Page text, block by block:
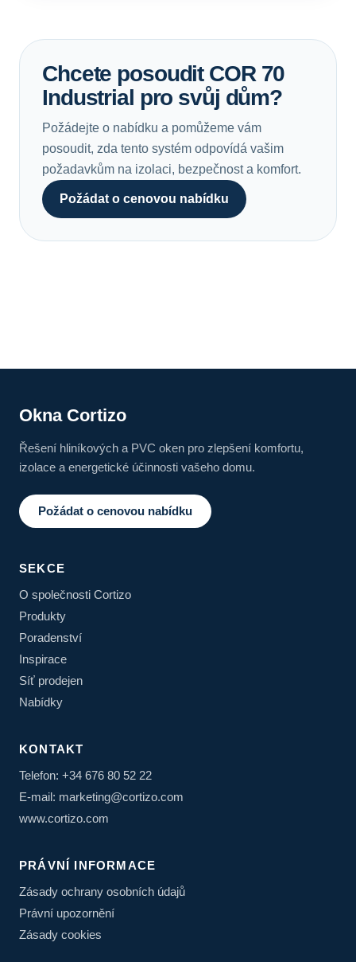
Chcete posoudit COR 70
Industrial pro svůj dům?
Požádejte o nabídku a pomůžeme vám
posoudit, zda tento systém odpovídá vašim
požadavkům na izolaci, bezpečnost a komfort.
Požádat o cenovou nabídku
Okna Cortizo
Řešení hliníkových a PVC oken pro zlepšení komfortu,
izolace a energetické účinnosti vašeho domu.
Požádat o cenovou nabídku
SEKCE
O společnosti Cortizo
Produkty
Poradenství
Inspirace
Síť prodejen
Nabídky
KONTAKT
Telefon: +34 676 80 52 22
E-mail: marketing@cortizo.com
www.cortizo.com
PRÁVNÍ INFORMACE
Zásady ochrany osobních údajů
Právní upozornění
Zásady cookies